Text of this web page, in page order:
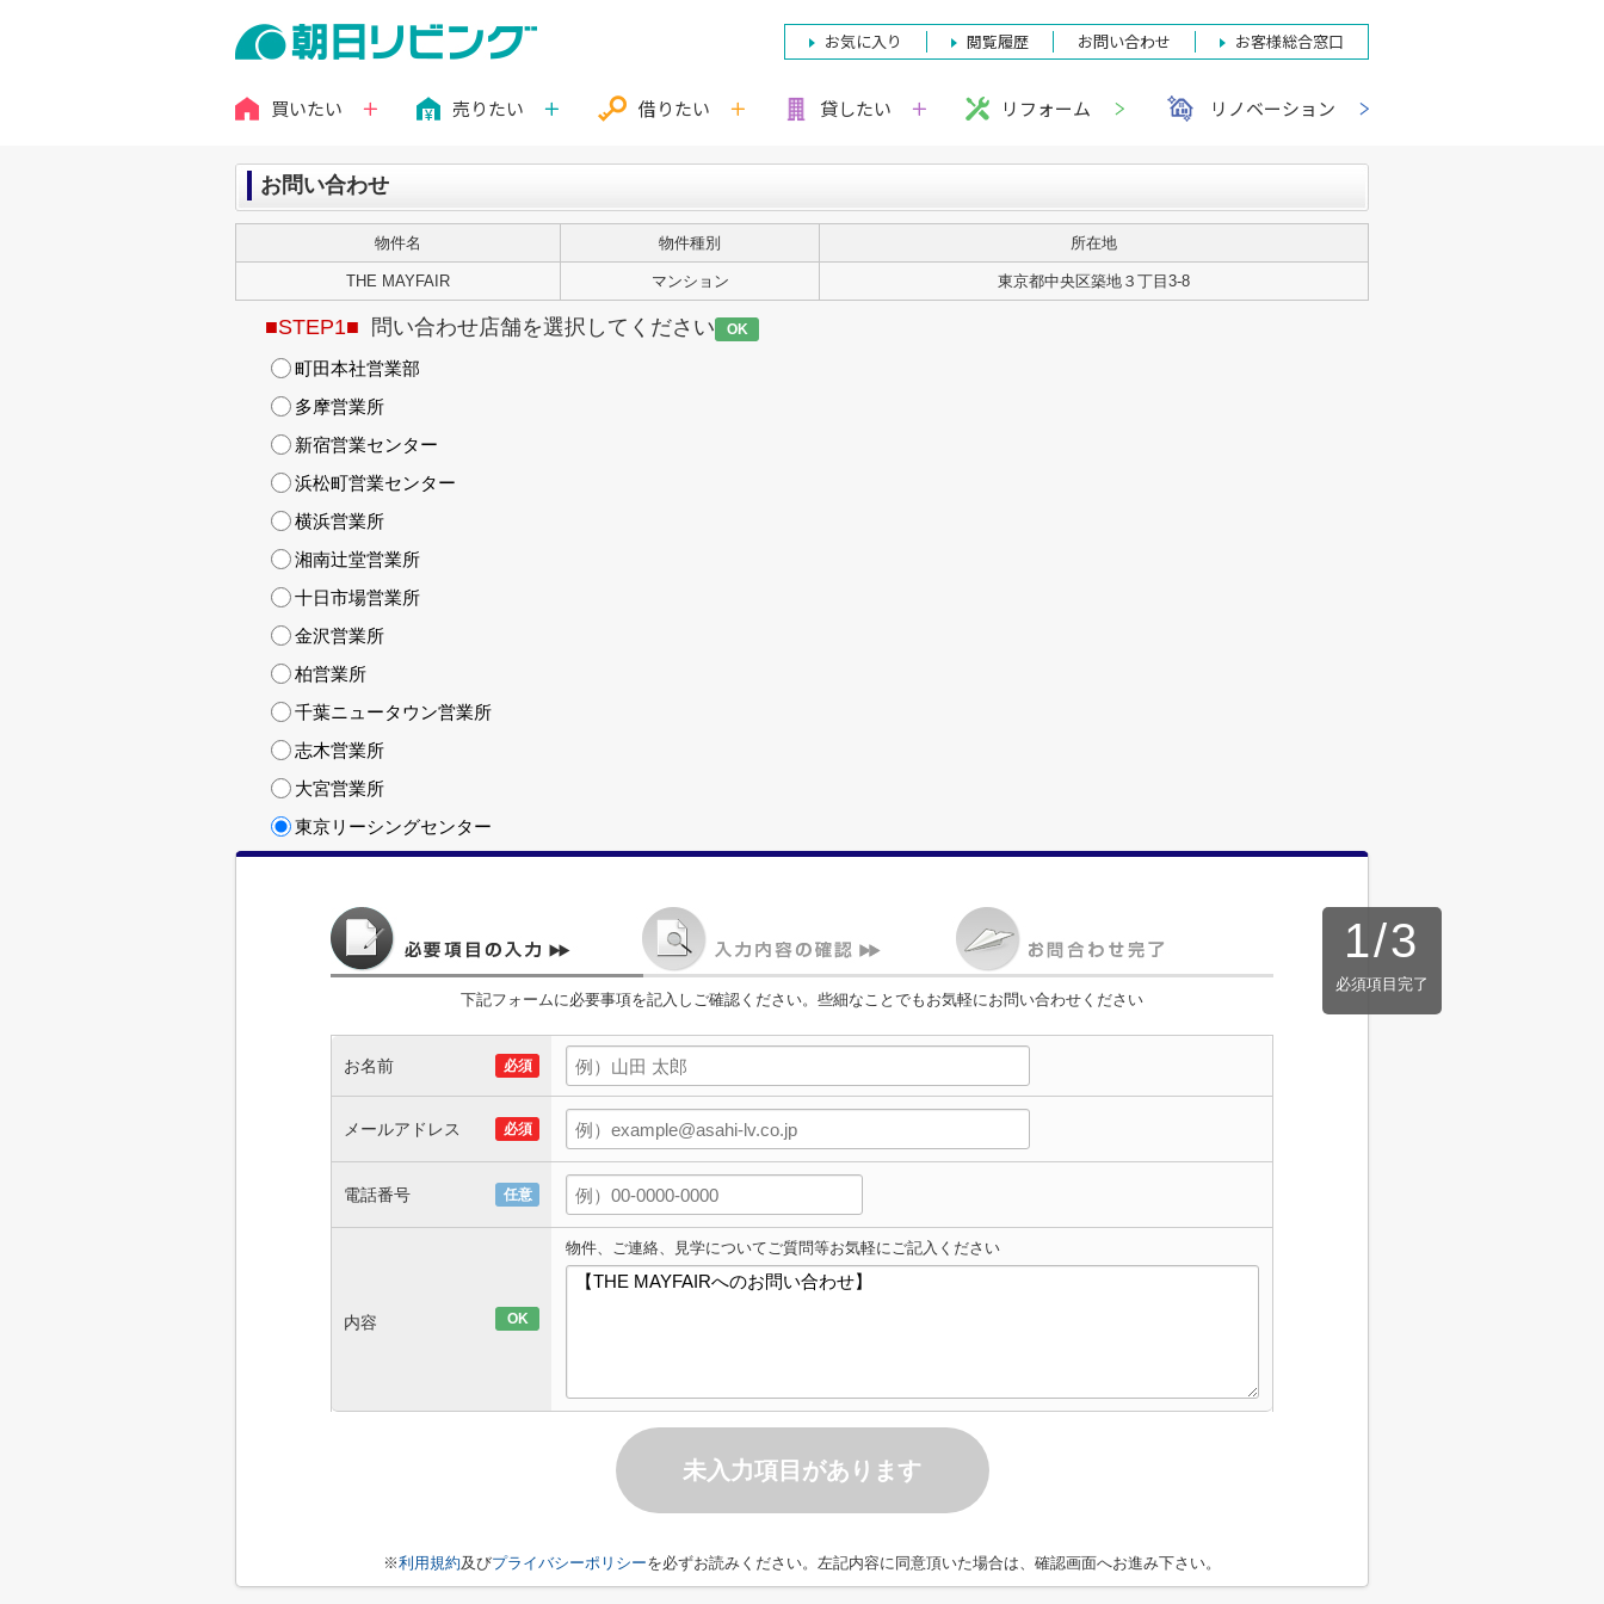
お気に入り 閲覧履歴 お問い合わせ お客様総合窓口
買いたい 売りたい 借りたい 貸したい リフォーム リノベーション
お問い合わせ
物件名 物件種別 所在地
THE MAYFAIR マンション 東京都中央区築地３丁目3-8
■STEP1■ 問い合わせ店舗を選択してください OK
町田本社営業部
多摩営業所
新宿営業センター
浜松町営業センター
横浜営業所
湘南辻堂営業所
十日市場営業所
金沢営業所
柏営業所
千葉ニュータウン営業所
志木営業所
大宮営業所
東京リーシングセンター
1/3
必須項目完了
下記フォームに必要事項を記入しご確認ください。些細なことでもお気軽にお問い合わせください
お名前 必須
メールアドレス 必須
電話番号 任意
内容 OK
物件、ご連絡、見学についてご質問等お気軽にご記入ください
未入力項目があります
※利用規約及びプライバシーポリシーを必ずお読みください。左記内容に同意頂いた場合は、確認画面へお進み下さい。